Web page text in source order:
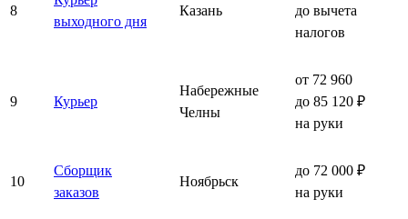
8
выходного дня
Казань
до вычета
налогов
9 Курьер
Набережные
Челны
от 72 960
до 85 120 ₽
на руки
10
Сборщик
заказов
Ноябрьск
до 72 000 ₽
на руки